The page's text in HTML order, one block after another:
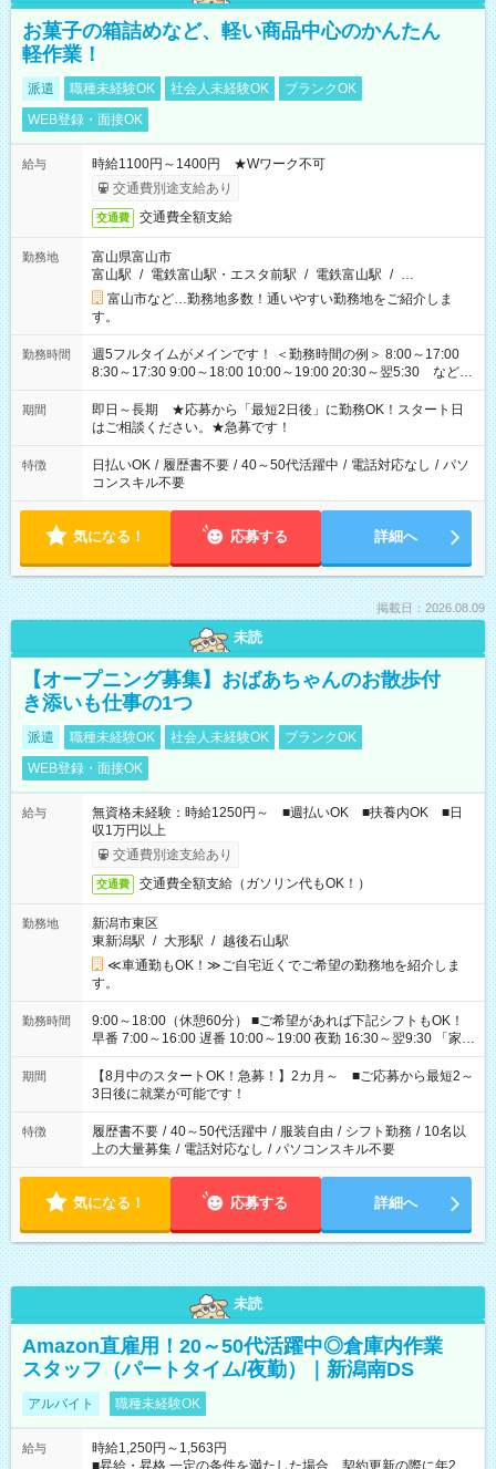
お菓子の箱詰めなど、軽い商品中心のかんたん
軽作業！
派遣 職種未経験OK 社会人未経験OK
ブランクOK
WEB登録・面接OK
給与
時給1100円～1400円 ★Wワーク不可
交通費別途支給あり
交通費 交通費全額支給
勤務地
富山県富山市
富山駅 / 電鉄富山駅・エスタ前駅 / 電鉄富山駅 / …
富山市など…勤務地多数！通いやすい勤務地をご紹介しま
す。
勤務時間
週5フルタイムがメインです！ ＜勤務時間の例＞ 8:00～17:00
8:30～17:30 9:00～18:00 10:00～19:00 20:30～翌5:30 など ★
その他にも勤務時間多数！ 日勤のみ、残業なし、交替制など
ご希望を教えてください！
期間
即日～長期 ★応募から「最短2日後」に勤務OK！スタート日
はご相談ください。★急募です！
特徴 日払いOK / 履歴書不要 / 40～50代活躍中 / 電話対応なし / パソ
コンスキル不要
気になる！ 応募する 詳細へ
掲載日：2026.08.09
未読
【オープニング募集】おばあちゃんのお散歩付
き添いも仕事の1つ
派遣 職種未経験OK 社会人未経験OK
ブランクOK
WEB登録・面接OK
給与
無資格未経験：時給1250円～ ■週払いOK ■扶養内OK ■日
収1万円以上
交通費別途支給あり
交通費 交通費全額支給（ガソリン代もOK！）
勤務地
新潟市東区
東新潟駅 / 大形駅 / 越後石山駅
≪車通勤もOK！≫ご自宅近くでご希望の勤務地を紹介しま
す。
勤務時間
9:00～18:00（休憩60分） ■ご希望があれば下記シフトもOK！
早番 7:00～16:00 遅番 10:00～19:00 夜勤 16:30～翌9:30 「家族
と休みを合わせたい」 「余裕を持って夕飯の準備がしたい」
「できれば残業はしたくない」 など、ご希望を教えてください
ね。 ※Wワーク希望の方へ 今ご覧のお仕事で希望する勤務時間
と、もう1つのお仕事の勤務時間。 合計で週40時間を超える場
合は応募できません。
期間
【8月中のスタートOK！急募！】2カ月～ ■ご応募から最短2～
3日後に就業が可能です！
特徴 履歴書不要 / 40～50代活躍中 / 服装自由 / シフト勤務 / 10名以
上の大量募集 / 電話対応なし / パソコンスキル不要
気になる！ 応募する 詳細へ
未読
Amazon直雇用！20～50代活躍中◎倉庫内作業
スタッフ（パートタイム/夜勤）｜新潟南DS
アルバイト 職種未経験OK
給与
時給1,250円～1,563円
■昇給・昇格 一定の条件を満たした場合、契約更新の際に年2回